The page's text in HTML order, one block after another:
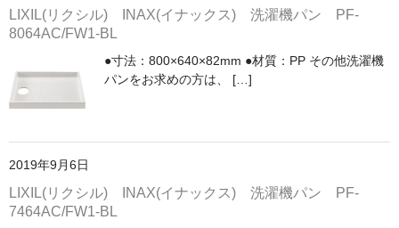
LIXIL(リクシル) INAX(イナックス) 洗濯機パン PF-
8064AC/FW1-BL
●寸法：800×640×82mm ●材質：PP その他洗濯機
パンをお求めの方は、 […]
2019年9月6日
LIXIL(リクシル) INAX(イナックス) 洗濯機パン PF-
7464AC/FW1-BL